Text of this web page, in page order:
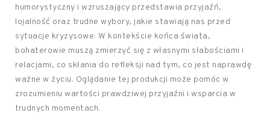
humorystyczny i wzruszający przedstawia przyjaźń,
lojalność oraz trudne wybory, jakie stawiają nas przed
sytuacje kryzysowe. W kontekście końca świata,
bohaterowie muszą zmierzyć się z własnymi słabościami i
relacjami, co skłania do refleksji nad tym, co jest naprawdę
ważne w życiu. Oglądanie tej produkcji może pomóc w
zrozumieniu wartości prawdziwej przyjaźni i wsparcia w
trudnych momentach.